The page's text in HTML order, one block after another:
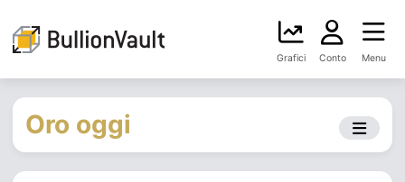
Grafici Conto Menu
Oro oggi